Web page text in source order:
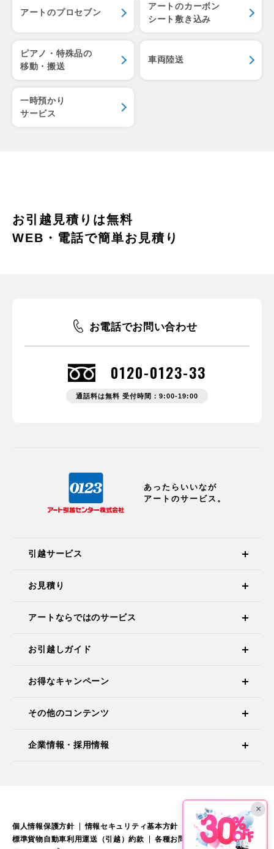
×
アートのプロセブン
アートのカーボン
シート敷き込み
ピアノ・特殊品の
移動・搬送
車両陸送
一時預かり
サービス
お引越見積りは無料
WEB・電話で簡単お見積り
お電話でお問い合わせ
0120-0123-33
通話料は無料 受付時間：9:00-19:00
あったらいいなが
アートのサービス。
引越サービス
お見積り
アートならではのサービス
お引越しガイド
お得なキャンペーン
その他のコンテンツ
企業情報・採用情報
個人情報保護方針 情報セキュリティ基本方針
標準引越運送約款
標準貨物自動車利用運送（引越）約款
各種お問い合わせ